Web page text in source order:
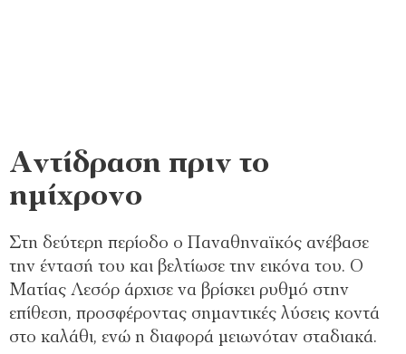
Αντίδραση πριν το
ημίχρονο
Στη δεύτερη περίοδο ο Παναθηναϊκός ανέβασε
την έντασή του και βελτίωσε την εικόνα του. Ο
Ματίας Λεσόρ άρχισε να βρίσκει ρυθμό στην
επίθεση, προσφέροντας σημαντικές λύσεις κοντά
στο καλάθι, ενώ η διαφορά μειωνόταν σταδιακά.